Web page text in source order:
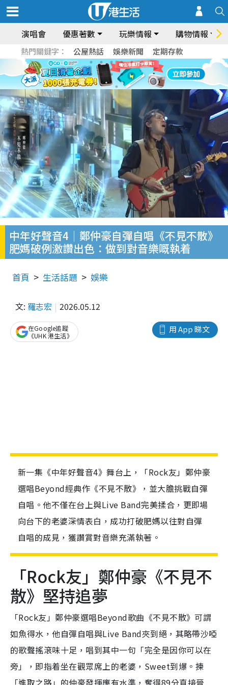
演唱會 優惠著數 玩樂情報 購物情報
熱門關鍵字： 公屋熱話 娛樂新聞 定期存款
中年好聲音4｜鄭仲豪自彈自唱《不見不散》
肥媽破例激讚出色：做到對音樂嘅執着
首頁 生活話題 娛樂
文: 羅志宏 2026.05.12
用 App 睇文
在Google追蹤
《UHK 港生活》
新一集《中年好聲音4》舞台上，「Rock友」鄭仲豪
選唱Beyond經典作《不見不散》，並大膽挑戰自彈
自唱。他不僅在台上與Live Band完美揉合，更即場
向台下的老婆深情表白，成功打破肥媽以往對自彈
自唱的成見，獲讚賞對音樂充滿執著。
「Rock友」鄭仲豪《不見不
散》堅持追夢
「Rock友」鄭仲豪選唱Beyond歌曲《不見不散》可謂
如魚得水，他自彈自唱與Live Band夾到絕，其略帶沙啞
的歌聲搖滾味十足，唱到其中一句「完全是因你可以在
旁」，即指着坐在觀眾席上的老婆，Sweet到爆。揀